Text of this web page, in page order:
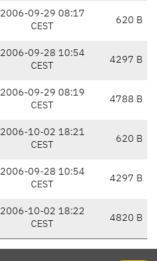
2006-09-29 08:17
CEST
620 B
2006-09-28 10:54
CEST
4297 B
2006-09-29 08:19
CEST
4788 B
2006-10-02 18:21
CEST
620 B
2006-09-28 10:54
CEST
4297 B
2006-10-02 18:22
CEST
4820 B